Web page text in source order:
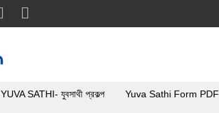
YUVA SATHI- যুবসাথী প্রকল্প Yuva Sathi Form PDF